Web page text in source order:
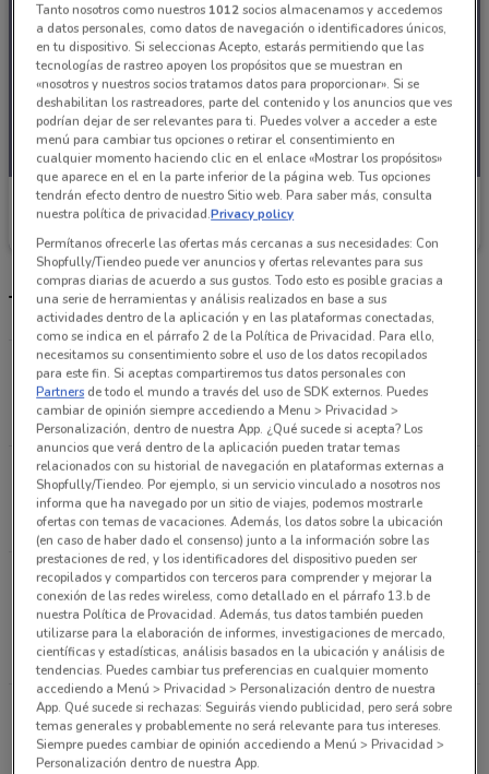
Fresko
Caduca el 12/08
Tiendas Fresko más cercanas
Av. Miguel Ángel de Quevedo 1144 Col. Parque
San Andrés. Coyoacán Coyoacán
5.8 km
ABIERTO
Av. De las Fuentes # 190 Col. Lomas de
Tecamachalco Naucalpan (méxico)
7.9 km
ABIERTO
Fracc, Bosque de Moctezuma 1, La Herradura,
53920 Naucalpan de Juárez, Méx. Naucalpan
(méxico)
8.8 km
ABIERTO
Av. Prolongación Bosques de Reforma 1813 Col.
Vista Hermosa Cuajimalpa De Morelos
10.4 km
ABIERTO
Tanto nosotros como nuestros 1012socios almacenamos y accedemos
a datos personales, como datos de navegación o identificadores únicos,
en tu dispositivo. Si seleccionas Acepto, estarás permitiendo que las
tecnologías de rastreo apoyen los propósitos que se muestran en
«nosotros y nuestros socios tratamos datos para proporcionar». Si se
deshabilitan los rastreadores, parte del contenido y los anuncios que ves
podrían dejar de ser relevantes para ti. Puedes volver a acceder a este
menú para cambiar tus opciones o retirar el consentimiento en
cualquier momento haciendo clic en el enlace «Mostrar los propósitos»
que aparece en el en la parte inferior de la página web. Tus opciones
tendrán efecto dentro de nuestro Sitio web. Para saber más, consulta
nuestra política de privacidad.Privacy policy
Permítanos ofrecerle las ofertas más cercanas a sus necesidades: Con
Shopfully/Tiendeo puede ver anuncios y ofertas relevantes para sus
compras diarias de acuerdo a sus gustos. Todo esto es posible gracias a
una serie de herramientas y análisis realizados en base a sus
actividades dentro de la aplicación y en las plataformas conectadas,
como se indica en el párrafo 2 de la Política de Privacidad. Para ello,
necesitamos su consentimiento sobre el uso de los datos recopilados
para este fin. Si aceptas compartiremos tus datos personales con
Partners de todo el mundo a través del uso de SDK externos. Puedes
cambiar de opinión siempre accediendo a Menu > Privacidad >
Personalización, dentro de nuestra App. ¿Qué sucede si acepta? Los
anuncios que verá dentro de la aplicación pueden tratar temas
relacionados con su historial de navegación en plataformas externas a
Shopfully/Tiendeo. Por ejemplo, si un servicio vinculado a nosotros nos
informa que ha navegado por un sitio de viajes, podemos mostrarle
ofertas con temas de vacaciones. Además, los datos sobre la ubicación
(en caso de haber dado el consenso) junto a la información sobre las
prestaciones de red, y los identificadores del dispositivo pueden ser
recopilados y compartidos con terceros para comprender y mejorar la
conexión de las redes wireless, como detallado en el párrafo 13.b de
nuestra Política de Provacidad. Además, tus datos también pueden
utilizarse para la elaboración de informes, investigaciones de mercado,
científicas y estadísticas, análisis basados en la ubicación y análisis de
tendencias. Puedes cambiar tus preferencias en cualquier momento
accediendo a Menú > Privacidad > Personalización dentro de nuestra
App. Qué sucede si rechazas: Seguirás viendo publicidad, pero será sobre
temas generales y probablemente no será relevante para tus intereses.
Siempre puedes cambiar de opinión accediendo a Menú > Privacidad >
Personalización dentro de nuestra App.